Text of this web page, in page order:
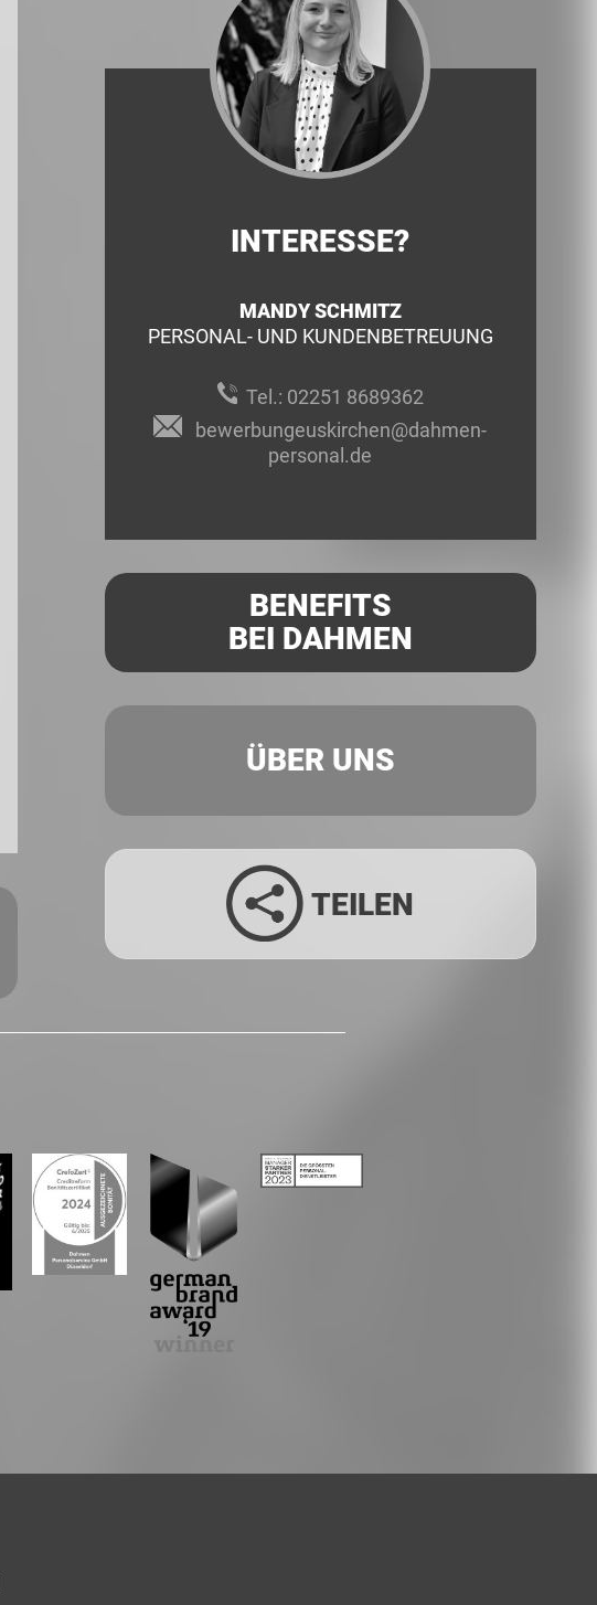
INTERESSE?
MANDY SCHMITZ
PERSONAL- UND KUNDENBETREUUNG
Tel.: 02251 8689362
bewerbungeuskirchen@dahmen-
personal.de
BENEFITS
BEI DAHMEN
ÜBER UNS
LinkedIn
TEILEN